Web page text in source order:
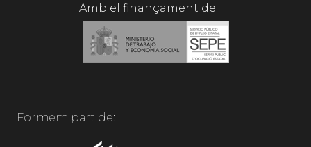
Amb el finançament de:
Formem part de: